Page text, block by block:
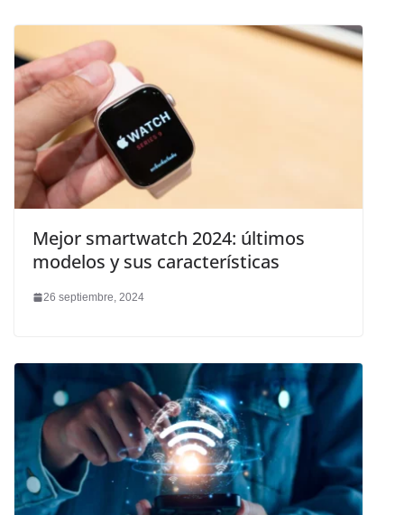
Mejor smartwatch 2024: últimos
modelos y sus características
26 septiembre, 2024